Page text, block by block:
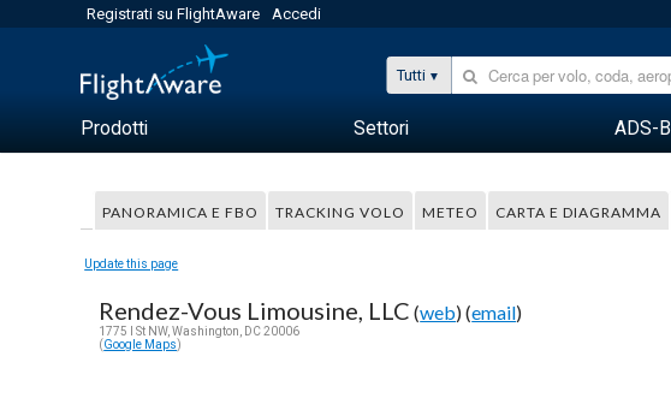
Registrati su FlightAware Accedi
Tutti
Prodotti Settori ADS-B
PANORAMICA E FBO TRACKING VOLO METEO CARTA E DIAGRAMMA
Update this page
Rendez-Vous Limousine, LLC (web) (email)
1775 I St NW, Washington, DC 20006
(Google Maps)